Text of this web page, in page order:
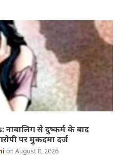
से दुष्कर्म के बाद
पर मुकदमा दर्ज
August 8, 2026